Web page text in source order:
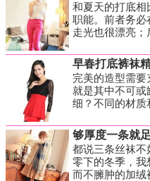
和夏天的打底相
职能。前者务必
走光也很漂亮；
早春打底裤袜
完美的造型需
就是其中不可
细？不同的材质
够厚度一条就
都说三条丝袜
零下的冬季，我
而不臃肿的加绒